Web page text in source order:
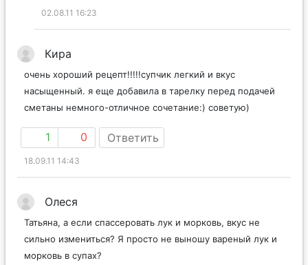
02.08.11 16:23
Кира
очень хороший рецепт!!!!!супчик легкий и вкус
насыщенный. я еще добавила в тарелку перед подачей
сметаны немного-отличное сочетание:) советую)
1 0 Ответить
18.09.11 14:43
Олеся
Татьяна, а если спассеровать лук и морковь, вкус не
сильно измениться? Я просто не выношу вареный лук и
морковь в супах?